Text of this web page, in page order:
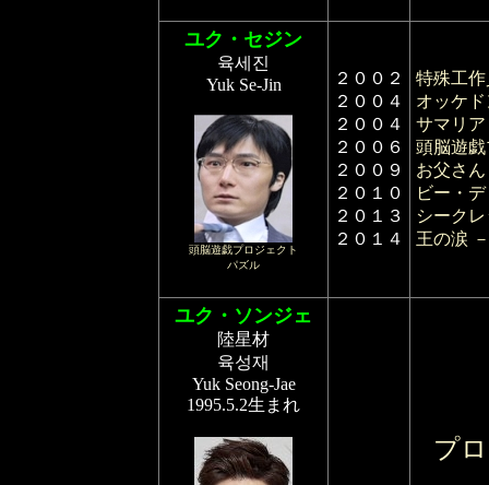
ユク・セジン
육세진
Yuk Se-Jin
頭脳遊戯プロジェクト
パズル
２００２
２００４
２００４
２００６
２００９
２０１０
２０１３
２０１４
特殊工
オッケ
サマリア
頭脳遊
お父さん
ビー・
シーク
王の涙
ユク・ソンジェ
陸星材
육성재
Yuk Seong-Jae
1995.5.2生まれ
プ